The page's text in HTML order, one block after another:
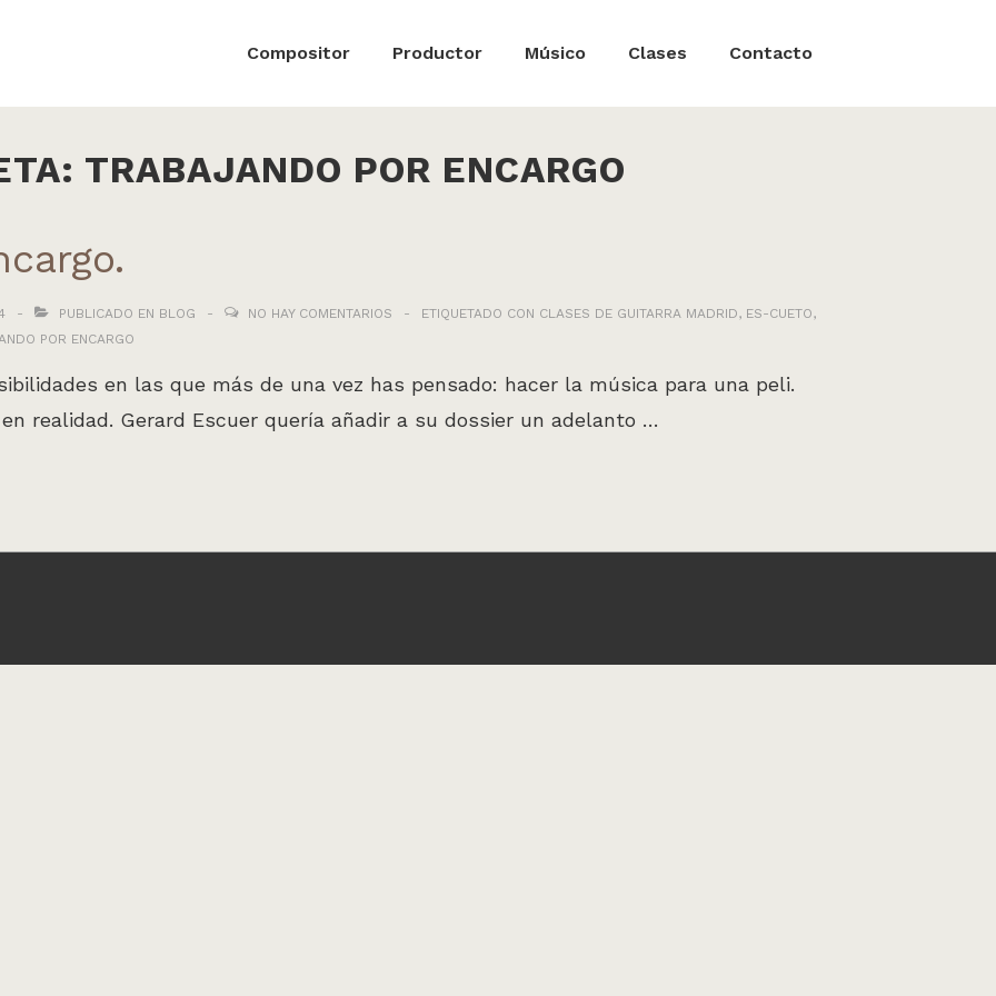
Compositor Productor Músico Clases Contacto
TRABAJANDO POR ENCARGO
PUBLICADO EN BLOG NO HAY COMENTARIOS ETIQUETADO CON CLASES DE GUITARRA MADRID, ES-CUETO,
POR ENCARGO
en las que más de una vez has pensado: hacer la música para una peli.
realidad. Gerard Escuer quería añadir a su dossier un adelanto …